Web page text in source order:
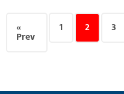
«
Prev
1 2 3